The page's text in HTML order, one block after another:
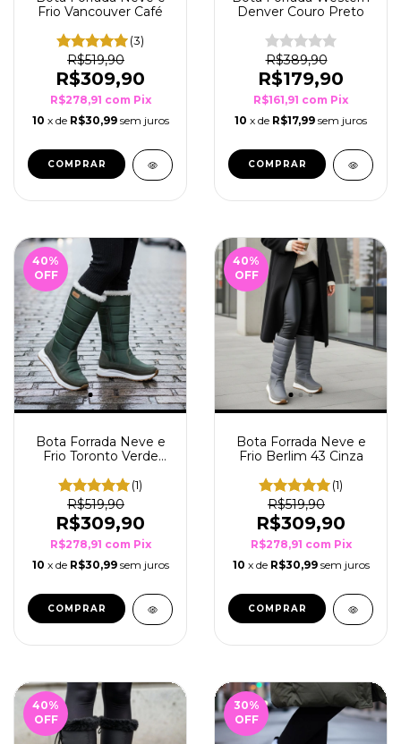
Frio Vancouver Café
(3)
R$519,90
R$309,90
R$278,91 com Pix
10 x de R$30,99 sem juros
COMPRAR
Denver Couro Preto
R$389,90
R$179,90
R$161,91 com Pix
10 x de R$17,99 sem juros
COMPRAR
40%
OFF
Bota Forrada Neve e
Frio Toronto Verde
(1)
R$519,90
R$309,90
R$278,91 com Pix
10 x de R$30,99 sem juros
COMPRAR
40%
OFF
Bota Forrada Neve e
Frio Berlim 43 Cinza
(1)
R$519,90
R$309,90
R$278,91 com Pix
10 x de R$30,99 sem juros
COMPRAR
40%
OFF
30%
OFF